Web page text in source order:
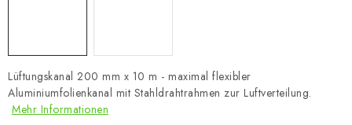
Lüftungskanal 200 mm x 10 m - maximal flexibler
Aluminiumfolienkanal mit Stahldrahtrahmen zur Luftverteilung.
Mehr Informationen